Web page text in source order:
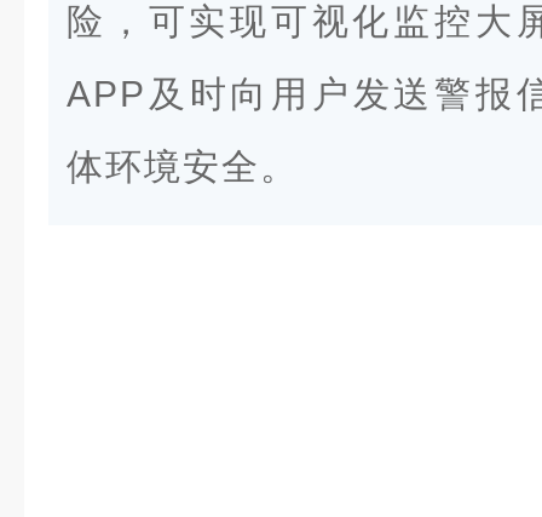
险，可实现可视化监控大
APP及时向用户发送警报
体环境安全。